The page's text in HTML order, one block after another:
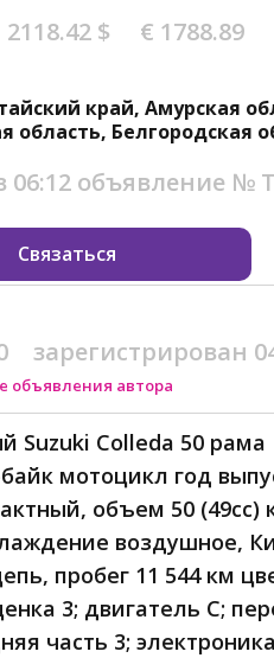
2118.42 $ € 1788.89
край, Амурская
область, Белгородская
06:12 объявление №
Связаться
зарегистрирован
объявления автора
Suzuki Colleda 50
мотоцикл год
объем 50 (49cc)
воздушное,
пробег 11 544 км
3; двигатель C;
часть 3;